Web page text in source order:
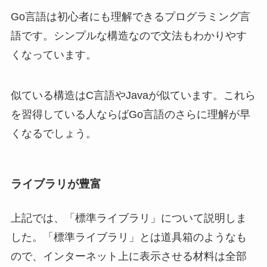
Go言語は初心者にも理解できるプログラミング言
語です。シンプルな構造なので文法もわかりやす
くなっています。
似ている構造はC言語やJavaが似ています。これら
を習得している人ならばGo言語のさらに理解が早
くなるでしょう。
ライブラリが豊富
上記では、「標準ライブラリ」について説明しま
した。「標準ライブラリ」とは道具箱のようなも
ので、インターネット上に表示させる材料は全部